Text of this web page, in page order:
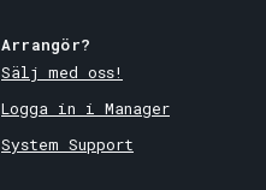
Arrangör?
Sälj med oss!
Logga in i Manager
System Support